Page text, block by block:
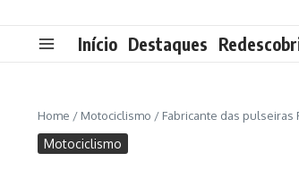
Início Destaques
Home / Motociclismo / Fabricante das pulseiras
Motociclismo